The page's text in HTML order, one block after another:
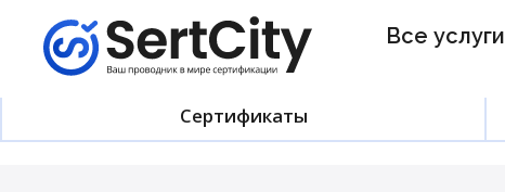
Все услуги
Сертификаты